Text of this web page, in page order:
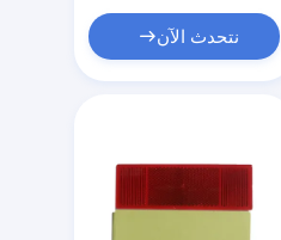
نتحدث الآن